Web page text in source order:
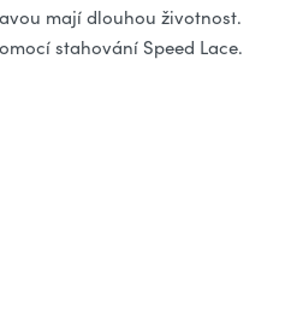
mají dlouhou životnost.
stahování Speed Lace.